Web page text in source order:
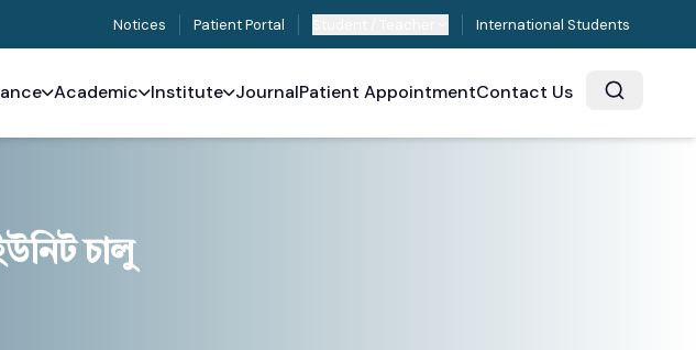
Notices Patient Portal International Students
Academic Institute JournalPatient AppointmentContact Us
চালু